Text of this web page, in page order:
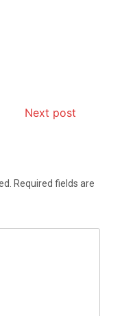
Next post
Required fields are